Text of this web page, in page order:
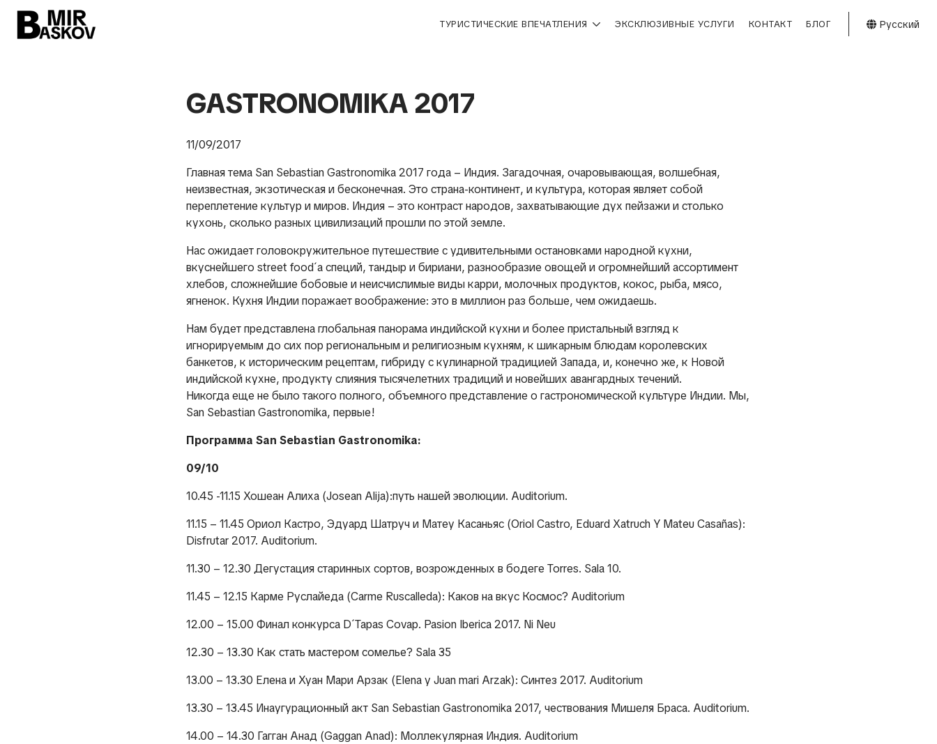
ТУРИСТИЧЕСКИЕ ВПЕЧАТЛЕНИЯ ЭКСКЛЮЗИВНЫЕ УСЛУГИ КОНТАКТ БЛОГ Русский
GASTRONOMIKA 2017
11/09/2017
Главная тема San Sebastian Gastronomika 2017 года – Индия. Загадочная, очаровывающая, волшебная,
неизвестная, экзотическая и бесконечная. Это страна-континент, и культура, которая являет собой
переплетение культур и миров. Индия – это контраст народов, захватывающие дух пейзажи и столько
кухонь, сколько разных цивилизаций прошли по этой земле.
Нас ожидает головокружительное путешествие с удивительными остановками народной кухни,
вкуснейшего street food´а специй, тандыр и бириани, разнообразие овощей и огромнейший ассортимент
хлебов, сложнейшие бобовые и неисчислимые виды карри, молочных продуктов, кокос, рыба, мясо,
ягненок. Кухня Индии поражает воображение: это в миллион раз больше, чем ожидаешь.
Нам будет представлена глобальная панорама индийской кухни и более пристальный взгляд к
игнорируемым до сих пор региональным и религиозным кухням, к шикарным блюдам королевских
банкетов, к историческим рецептам, гибриду с кулинарной традицией Запада, и, конечно же, к Новой
индийской кухне, продукту слияния тысячелетних традиций и новейших авангардных течений.
Никогда еще не было такого полного, объемного представление о гастрономической культуре Индии. Мы,
San Sebastian Gastronomika, первые!
Программа San Sebastian Gastronomika:
09/10
10.45 -11.15 Хошеан Алиха (Josean Alija):путь нашей эволюции. Auditorium.
11.15 – 11.45 Ориол Кастро, Эдуард Шатруч и Матеу Касаньяс (Oriol Castro, Eduard Xatruch Y Mateu Casañas):
Disfrutar 2017. Auditorium.
11.30 – 12.30 Дегустация старинных сортов, возрожденных в бодеге Torres. Sala 10.
11.45 – 12.15 Карме Руслайеда (Carme Ruscalleda): Каков на вкус Космос? Auditorium
12.00 – 15.00 Финал конкурса D´Tapas Covap. Pasion Iberica 2017. Ni Neu
12.30 – 13.30 Как стать мастером сомелье? Sala 35
13.00 – 13.30 Елена и Хуан Мари Арзак (Elena y Juan mari Arzak): Синтез 2017. Auditorium
13.30 – 13.45 Инаугурационный акт San Sebastian Gastronomika 2017, чествования Мишеля Браса. Auditorium.
14.00 – 14.30 Гагган Анад (Gaggan Anad): Моллекулярная Индия. Auditorium